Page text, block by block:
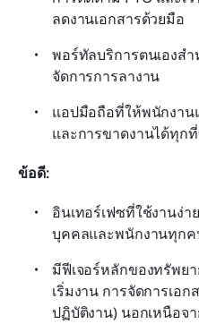
ลดงานเอกสารด้วยมือ
พอร์ทัลบริการตนเองส
จัดการการลางาน
แอปมือถือที่ให้พนักงาน
และการขาดงานได้ทุกที่
ข้อดี:
อินเทอร์เฟซที่ใช้งานง่
บุคคลและพนักงานทุกค
มีฟีเจอร์หลักของทรัพย
เริ่มงาน การจัดการเอ
ปฏิบัติงาน) นอกเหนือจ